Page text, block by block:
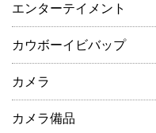
エンターテイメント
カウボーイビバップ
カメラ
カメラ備品